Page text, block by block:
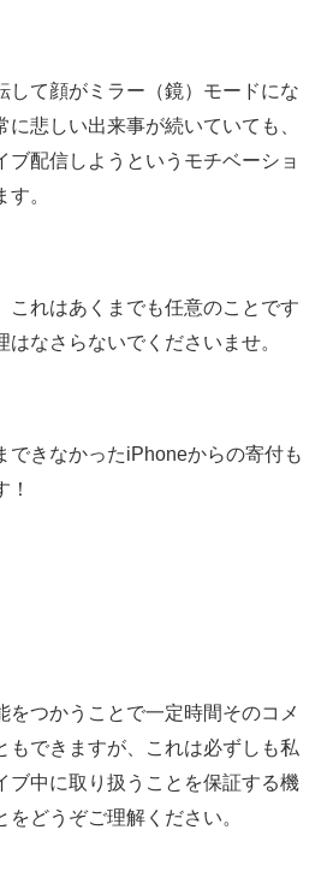
して顔がミラー（鏡）モードにな
に悲しい出来事が続いていても
ブ配信しようというモチベーショ
。
これはあくまでも任意のことです
なさらないでくださいませ。
できなかったiPhoneからの寄付も
をつかうことで一定時間そのコメ
もできますが、これは必ずしも私
ブ中に取り扱うことを保証する機
どうぞご理解ください。